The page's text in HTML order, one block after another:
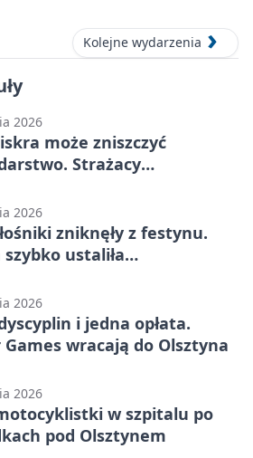
Kolejne wydarzenia
2026
może zniszczyć
Strażacy
2026
zniknęły z festynu.
szybko ustaliła
2026
i jedna opłata.
Games wracają do Olsztyna
2026
w szpitalu po
pod Olsztynem